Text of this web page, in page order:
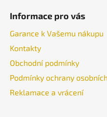
Informace pro vás
Garance k Vašemu nákupu
Kontakty
Obchodní podmínky
Podmínky ochrany
Reklamace a vrácení